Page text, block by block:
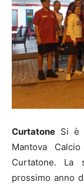
Curtatone Si è
Mantova
Curtatone. La
prossimo anno